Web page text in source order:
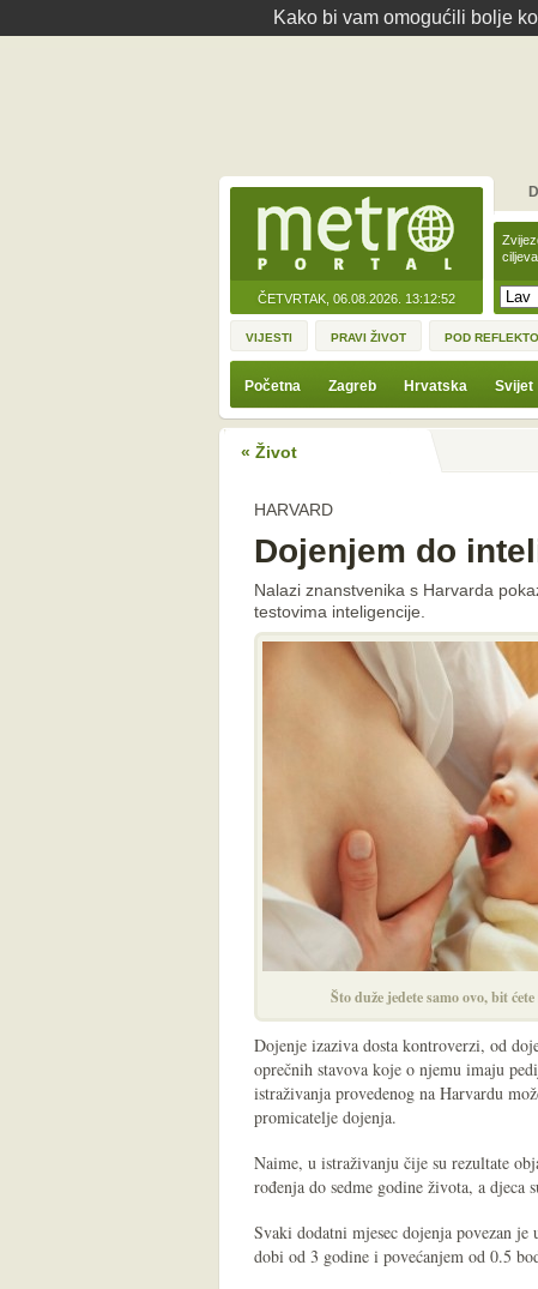
Kako bi vam omogućili bolje
ČETVRTAK, 06.08.2026. 13:12:52
VIJESTI PRAVI ŽIVOT POD
Početna Zagreb Hrvatska Svijet
« Život
HARVARD
Dojenjem do
Nalazi znanstvenika s Harvarda
testovima inteligencije.
Što duže jedete samo ovo, bit
Dojenje izaziva dosta kontroverzi, od
oprečnih stavova koje o njemu imaju
istraživanja provedenog na Harvardu
promicatelje dojenja.
Naime, u istraživanju čije su rezultate
rođenja do sedme godine života, a djeca
Svaki dodatni mjesec dojenja povezan
dobi od 3 godine i povećanjem od 0.5